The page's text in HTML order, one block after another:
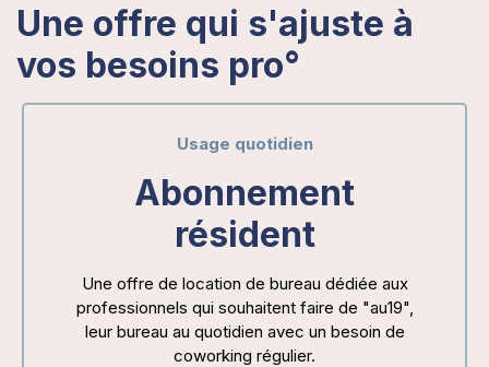
Une offre qui s'ajuste à
vos besoins pro°
Usage quotidien
Abonnement
résident
Une offre de location de bureau dédiée aux
professionnels qui souhaitent faire de "au19",
leur bureau au quotidien avec un besoin de
coworking régulier.